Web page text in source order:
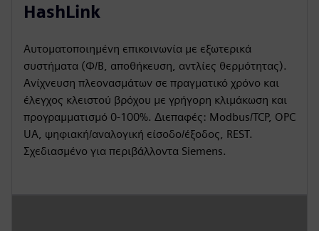
HashLink
Αυτοματοποιημένη επικοινωνία με εξωτερικά
συστήματα (Φ/Β, αποθήκευση, αντλίες θερμότητας).
Ανίχνευση πλεονασμάτων σε πραγματικό χρόνο και
έλεγχος κλειστού βρόχου με γρήγορη κλιμάκωση και
προγραμματισμό 0-100%. Διεπαφές: Modbus/TCP, OPC
UA, ψηφιακή/αναλογική είσοδο/έξοδος, REST.
Σχεδιασμένο για περιβάλλοντα Siemens.